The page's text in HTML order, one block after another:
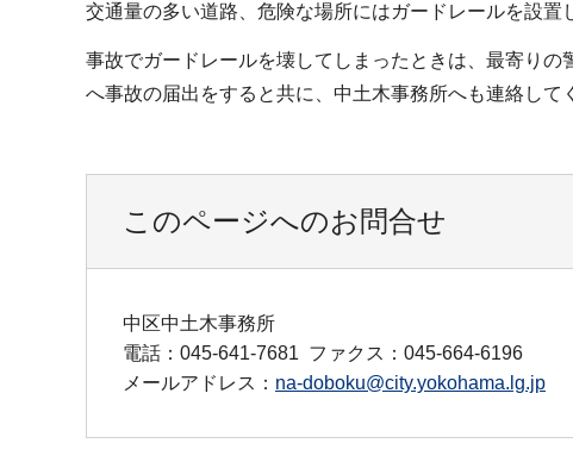
交通量の多い道路、危険な場所にはガードレールを設置
事故でガードレールを壊してしまったときは、最寄り
へ事故の届出をすると共に、中土木事務所へも連絡して
このページへのお問合せ
中区中土木事務所
電話：045-641-7681 ファクス：045-664-6196
メールアドレス： na-doboku@city.yokohama.lg.jp